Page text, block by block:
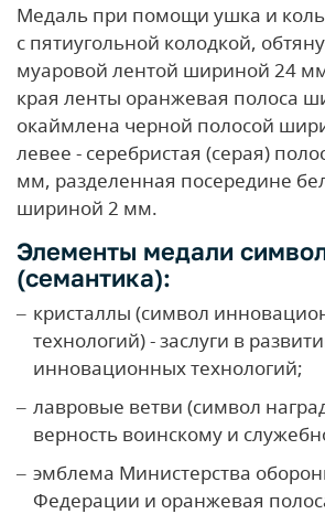
Медаль при помощи ушка и
с пятиугольной колодкой,
муаровой лентой шириной 24
края ленты оранжевая полоса
окаймлена черной полосой
левее - серебристая (серая)
мм, разделенная посередине
шириной 2 мм.
Элементы медали
(семантика):
кристаллы (символ
технологий) - заслуги в
инновационных технологий;
лавровые ветви (символ
верность воинскому и
эмблема Министерства
Федерации и оранжевая